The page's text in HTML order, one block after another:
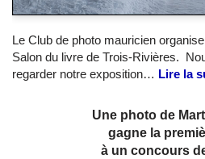
Le Club de photo mauricien
Salon du livre de Trois-Rivières.
regarder notre exposition… Lire la
Une photo de
gagne la
à un concours